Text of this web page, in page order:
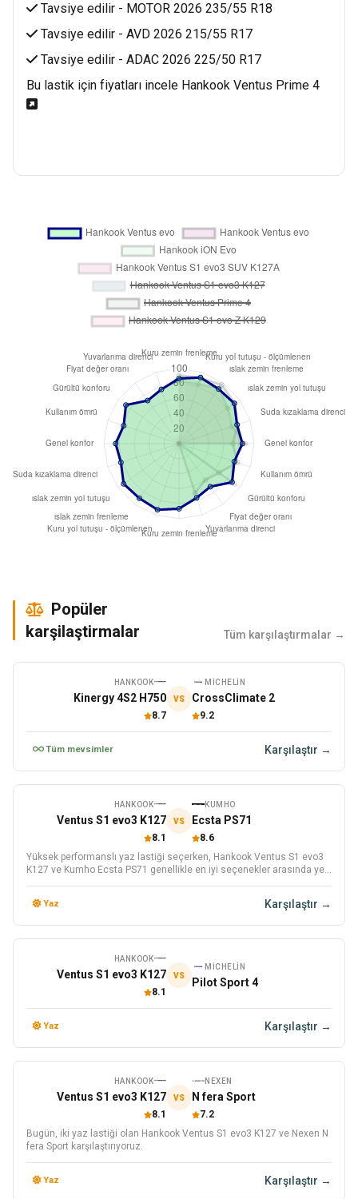
Tavsiye edilir - MOTOR 2026 235/55 R18
Tavsiye edilir - AVD 2026 215/55 R17
Tavsiye edilir - ADAC 2026 225/50 R17
Bu lastik için fiyatları incele Hankook Ventus Prime 4
Popüler
karşilaştirmalar
Tüm karşılaştırmalar →
HANKOOK
Kinergy 4S2 H750
8.7
VS
MICHELIN
CrossClimate 2
9.2
Tüm mevsimler Karşılaştır →
HANKOOK
Ventus S1 evo3 K127
8.1
VS
KUMHO
Ecsta PS71
8.6
Yüksek performanslı yaz lastiği seçerken, Hankook Ventus S1 evo3
K127 ve Kumho Ecsta PS71 genellikle en iyi seçenekler arasında yer
Yaz Karşılaştır →
HANKOOK
Ventus S1 evo3 K127
8.1
VS
MICHELIN
Pilot Sport 4
Yaz Karşılaştır →
HANKOOK
Ventus S1 evo3 K127
8.1
VS
NEXEN
N fera Sport
7.2
Bugün, iki yaz lastiği olan Hankook Ventus S1 evo3 K127 ve Nexen N
fera Sport karşılaştırıyoruz.
Yaz Karşılaştır →